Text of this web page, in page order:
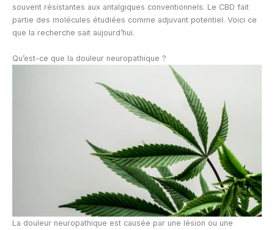
souvent résistantes aux antalgiques conventionnels. Le CBD fait
partie des molécules étudiées comme adjuvant potentiel. Voici ce
que la recherche sait aujourd’hui.
Qu’est-ce que la douleur neuropathique ?
La douleur neuropathique est causée par une lésion ou une